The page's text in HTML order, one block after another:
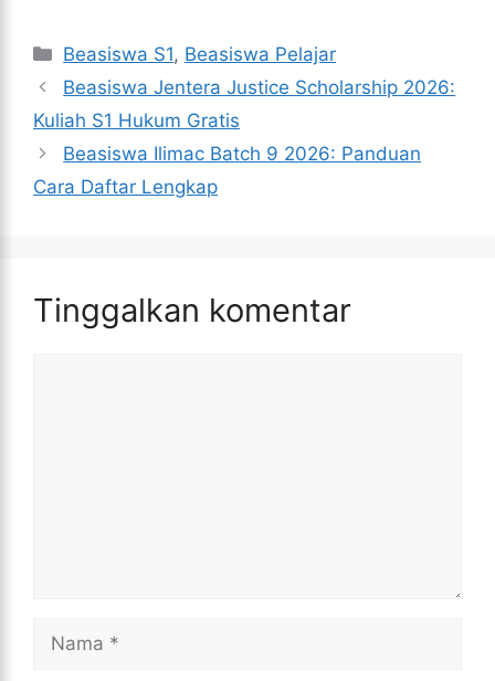
Kategori
Beasiswa S1, Beasiswa Pelajar
Beasiswa Jentera Justice Scholarship 2026:
Kuliah S1 Hukum Gratis
Beasiswa Ilimac Batch 9 2026: Panduan
Cara Daftar Lengkap
Tinggalkan komentar
Nama